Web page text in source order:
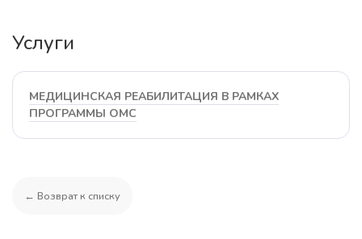
Услуги
МЕДИЦИНСКАЯ РЕАБИЛИТАЦИЯ В РАМКАХ
ПРОГРАММЫ ОМС
← Возврат к списку